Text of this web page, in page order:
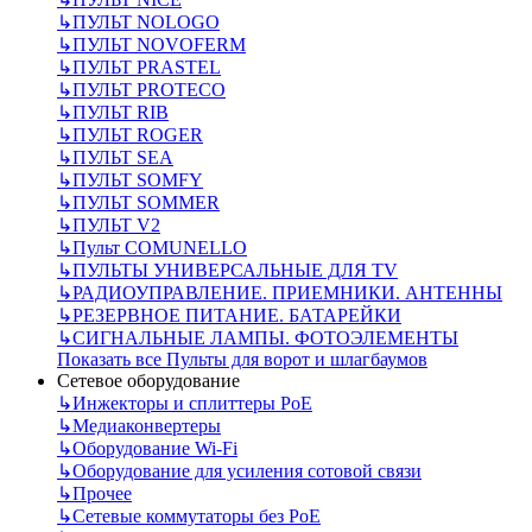
↳ПУЛЬТ NOLOGO
↳ПУЛЬТ NOVOFERM
↳ПУЛЬТ PRASTEL
↳ПУЛЬТ PROTECO
↳ПУЛЬТ RIB
↳ПУЛЬТ ROGER
↳ПУЛЬТ SEA
↳ПУЛЬТ SOMFY
↳ПУЛЬТ SOMMER
↳ПУЛЬТ V2
↳Пульт СOMUNELLO
↳ПУЛЬТЫ УНИВЕРСАЛЬНЫЕ ДЛЯ TV
↳РАДИОУПРАВЛЕНИЕ. ПРИЕМНИКИ. АНТЕННЫ
↳РЕЗЕРВНОЕ ПИТАНИЕ. БАТАРЕЙКИ
↳СИГНАЛЬНЫЕ ЛАМПЫ. ФОТОЭЛЕМЕНТЫ
Показать все Пульты для ворот и шлагбаумов
Сетевое оборудование
↳Инжекторы и сплиттеры РоЕ
↳Медиаконвертеры
↳Оборудование Wi-Fi
↳Оборудование для усиления сотовой связи
↳Прочее
↳Сетевые коммутаторы без РоЕ